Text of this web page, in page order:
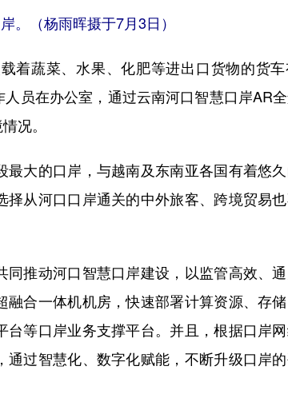
。（杨雨晖摄于7月3日）
蔬菜、水果、化肥等进出口货物的货车
员在办公室，通过云南河口智慧口岸AR
况。
大的口岸，与越南及东南亚各国有着悠
从河口口岸通关的中外旅客、跨境贸易也
推动河口智慧口岸建设，以监管高效、
合一体机机房，快速部署计算资源、存
等口岸业务支撑平台。并且，根据口岸
过智慧化、数字化赋能，不断升级口岸